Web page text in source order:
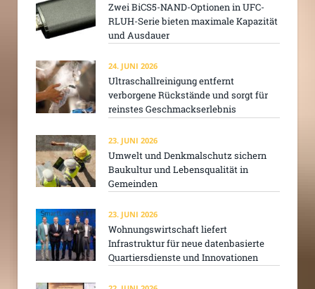
Zwei BiCS5-NAND-Optionen in UFC-
RLUH-Serie bieten maximale Kapazität
und Ausdauer
24. JUNI 2026
Ultraschallreinigung entfernt
verborgene Rückstände und sorgt für
reinstes Geschmackserlebnis
23. JUNI 2026
Umwelt und Denkmalschutz sichern
Baukultur und Lebensqualität in
Gemeinden
23. JUNI 2026
Wohnungswirtschaft liefert
Infrastruktur für neue datenbasierte
Quartiersdienste und Innovationen